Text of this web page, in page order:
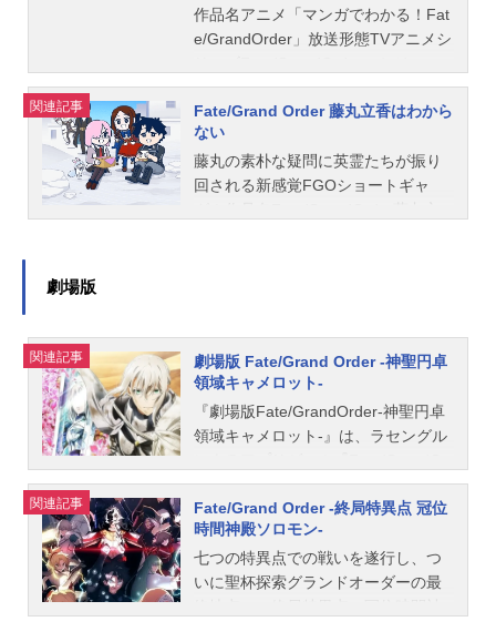
守護指令、グランドオーダー。人類
を守るために人類史に立ち向かう、
作品名Fate/GrandOrderシリーズFat
eシリーズスケジュール2015年7月30
日（木）配信開始キャストマシュ・
キリエライト：高橋李依フォウ：川
澄綾子レオナルド・ダ・ヴィンチ：
ンジナビア・ペペロンチーノ：...
史上のさまざまな箇所に突如として
現れた「観測できない領域」――“特
ター・藤丸立香は、デミ・サーヴァ
ントのマシュ・キリエライトととも
にこの特異点の事象に介入すること
で、これを解明、あるいは破壊する
禁断の儀式――“聖杯探索（グランド
神と数多の魔獣による蹂躙で滅亡の
危機にあった。そして、過去への時
間旅行――“レイシフト”によってウル
クの地に辿り着いた藤丸とマシュが
に曝されながらも懸命に生きる人び
との姿だった。襲い来る神々と魔
獣。そして、それに抗う人類―。そ
こは人と神が袂を分かつ、運命の時
作品名アニメ「マンガでわかる！Fat
e/GrandOrder」放送形態TVアニメシ
ル2018年12月31日（月）「FateProj
ect大晦日TVスペシャル2018」内に
て話数全1話キャスト女主人公、男主
人公：金田朋子マシュ・キリエライ
ト：高橋李依オルガマリー・アニム
種田梨沙ジャック・ザ・リッパー：
丹下桜ナーサリー・ライム：野中藍
ポール・バニヤン：小見川千明スタ
ッフ原作：TYPE-MOONストーリー
子撮影監督：宮脇洋平編集：近藤勇
二音楽：毛蟹（LIVELAB） 深澤秀
行音楽制作協力：芳賀敬太（TYPE-M
OON）音楽制作：アニプレックス音
関連記事
Fate/Grand Order 藤丸立香はわから
ない
藤丸の素朴な疑問に英霊たちが振り
回される新感覚FGOショートギャ
ーズン4：2026年8月7日（金）〜公
式YouTubeチャンネルにてキャスト
藤丸立香：島﨑信長マシュ・キリエ
ライト：高橋李依レオナルド・ダ・
ジーク：伊丸岡篤フォウ：川澄綾子
スタッフ原作：TYEP−MOON原案・
監督・キャラクターデザイン・脚
本・演出・編集：槌田音楽：毛蟹 Ir
劇場版
関連記事
劇場版 Fate/Grand Order -神聖円卓
領域キャメロット-
『劇場版Fate/GrandOrder-神聖円卓
領域キャメロット-』は、ラセングル
der』の第1部シナリオ「第六特異点
神聖円卓領域キャメロット」を原作
としたアニメ映画作品。こちらで
は、映画『劇場版Fate/GrandOrder-
神聖円卓領域キャメロット-』のあら
関連記事
Fate/Grand Order -終局特異点 冠位
時間神殿ソロモン-
七つの特異点での戦いを遂行し、つ
いに聖杯探索グランドオーダーの最